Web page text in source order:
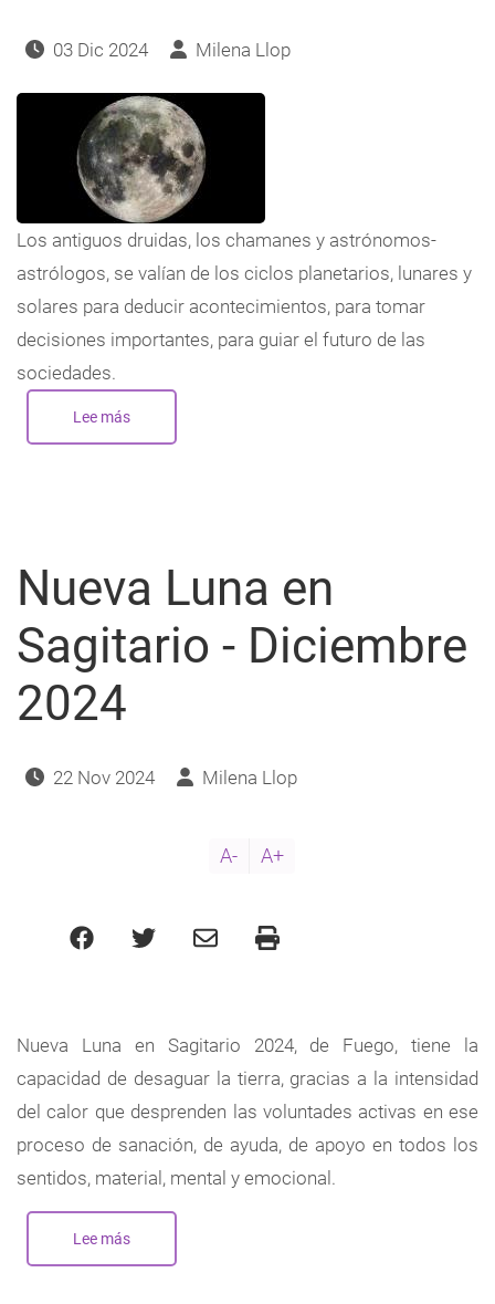
03 Dic 2024 Milena Llop
Los antiguos druidas, los chamanes y astrónomos-
astrólogos, se valían de los ciclos planetarios, lunares y
solares para deducir acontecimientos, para tomar
decisiones importantes, para guiar el futuro de las
sociedades.
Lee mássobre
Llena
tándem
Géminis-
Sagitario
Nueva Luna en
Sagitario - Diciembre
2024
22 Nov 2024 Milena Llop
A- A+
Nueva Luna en Sagitario 2024, de Fuego, tiene la
capacidad de desaguar la tierra, gracias a la intensidad
del calor que desprenden las voluntades activas en ese
proceso de sanación, de ayuda, de apoyo en todos los
sentidos, material, mental y emocional.
Lee mássobre
Luna